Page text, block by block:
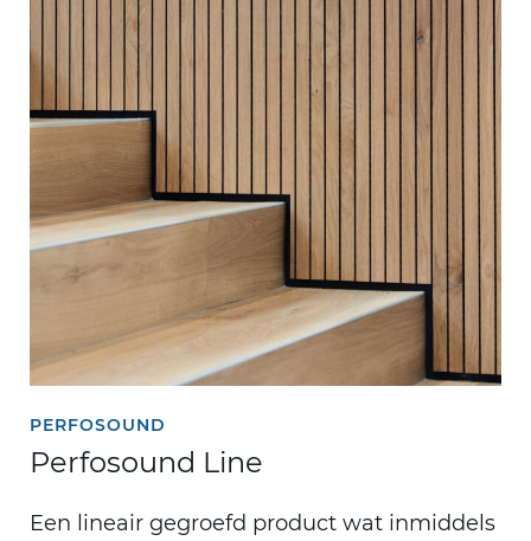
PERFOSOUND
Perfosound Line
Een lineair gegroefd product wat inmiddels